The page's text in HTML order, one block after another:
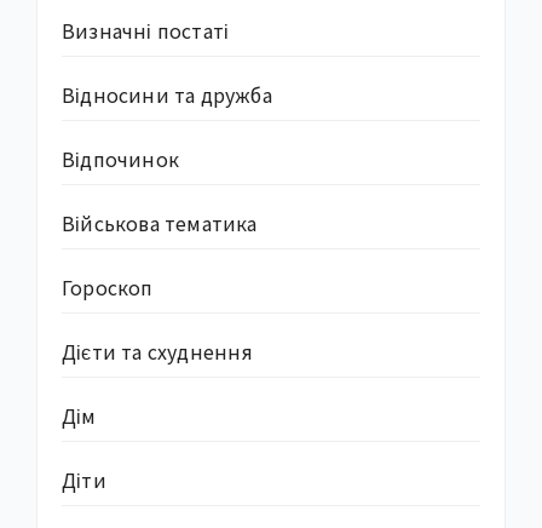
Визначні постаті
Відносини та дружба
Відпочинок
Військова тематика
Гороскоп
Дієти та схуднення
Дім
Діти